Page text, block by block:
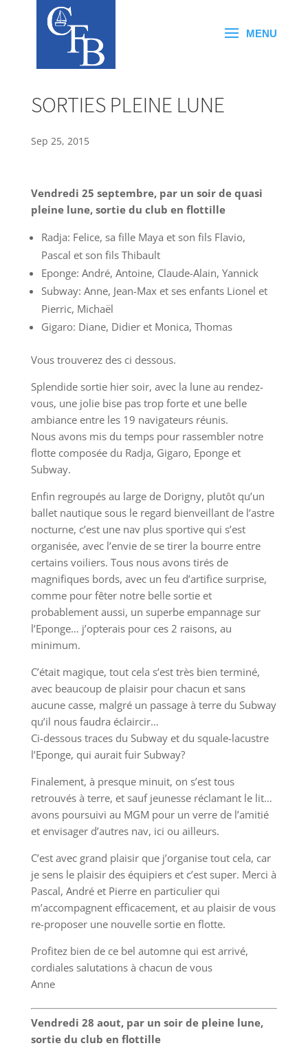
SORTIES PLEINE LUNE
Sep 25, 2015
Vendredi 25 septembre, par un soir de quasi
pleine lune, sortie du club en flottille
Radja: Felice, sa fille Maya et son fils Flavio,
Pascal et son fils Thibault
Eponge: André, Antoine, Claude-Alain, Yannick
Subway: Anne, Jean-Max et ses enfants Lionel et
Pierric, Michaël
Gigaro: Diane, Didier et Monica, Thomas
Vous trouverez des ci dessous.
Splendide sortie hier soir, avec la lune au rendez-
vous, une jolie bise pas trop forte et une belle
ambiance entre les 19 navigateurs réunis.
Nous avons mis du temps pour rassembler notre
flotte composée du Radja, Gigaro, Eponge et
Subway.
Enfin regroupés au large de Dorigny, plutôt qu’un
ballet nautique sous le regard bienveillant de l’astre
nocturne, c’est une nav plus sportive qui s’est
organisée, avec l’envie de se tirer la bourre entre
certains voiliers. Tous nous avons tirés de
magnifiques bords, avec un feu d’artifice surprise,
comme pour fêter notre belle sortie et
probablement aussi, un superbe empannage sur
l’Eponge… j’opterais pour ces 2 raisons, au
minimum.
C’était magique, tout cela s’est très bien terminé,
avec beaucoup de plaisir pour chacun et sans
aucune casse, malgré un passage à terre du Subway
qu’il nous faudra éclaircir…
Ci-dessous traces du Subway et du squale-lacustre
l’Eponge, qui aurait fuir Subway?
Finalement, à presque minuit, on s’est tous
retrouvés à terre, et sauf jeunesse réclamant le lit…
avons poursuivi au MGM pour un verre de l’amitié
et envisager d’autres nav, ici ou ailleurs.
C’est avec grand plaisir que j’organise tout cela, car
je sens le plaisir des équipiers et c’est super. Merci à
Pascal, André et Pierre en particulier qui
m’accompagnent efficacement, et au plaisir de vous
re-proposer une nouvelle sortie en flotte.
Profitez bien de ce bel automne qui est arrivé,
cordiales salutations à chacun de vous
Anne
Vendredi 28 aout, par un soir de pleine lune,
sortie du club en flottille